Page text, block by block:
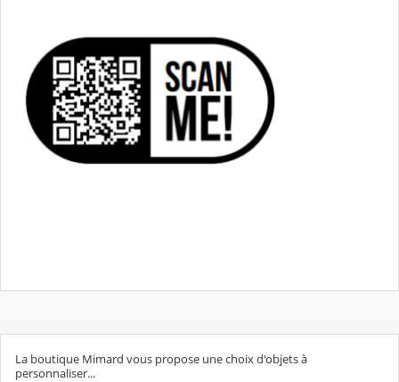
La boutique Mimard vous propose une choix d'objets à
personnaliser...